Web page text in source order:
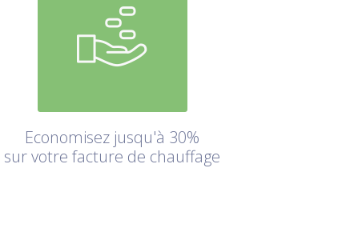
Economisez jusqu'à 30%
sur votre facture de chauffage